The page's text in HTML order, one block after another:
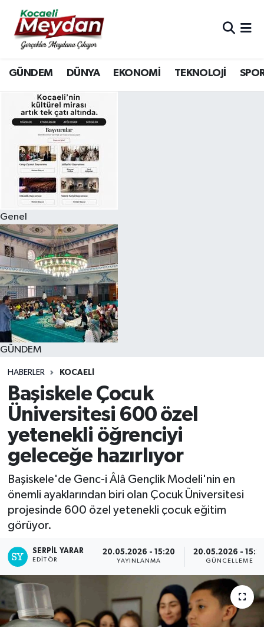
GÜNDEM DÜNYA EKONOMİ TEKNOLOJİ
Genel
GÜNDEM
HABERLER KOCAELI
Başiskele Çocuk
Üniversitesi 600 özel
yetenekli öğrenciyi
geleceğe hazırlıyor
Başiskele'de Genc-i Âlâ Gençlik Modeli'nin en
önemli ayaklarından biri olan Çocuk Üniversitesi
projesinde 600 özel yetenekli çocuk eğitim
görüyor.
SERPİL YARAR
EDITÖR
20.05.2026 - 15:20
YAYINLANMA
20.05.2026 -
GÜNCELLEME
Nöbetçi Eczaneler
Hava Durumu
Trafik Durumu
Süper Lig Puan Durumu ve Fikstür
Tüm Manşetler
Son Dakika Haberleri
Haber Arşivi